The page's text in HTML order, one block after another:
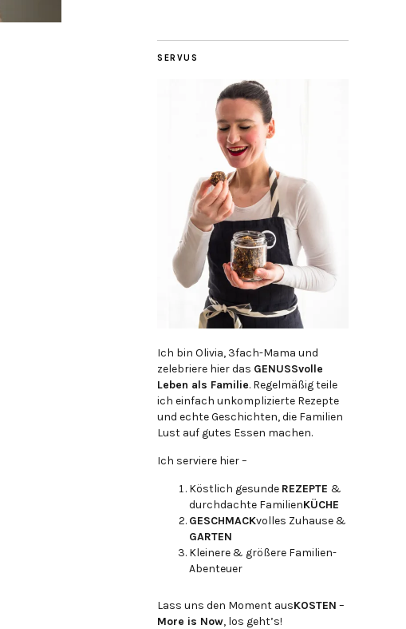
SERVUS
Ich bin Olivia, 3fach-Mama und
zelebriere hier das GENUSSvolle
Leben als Familie. Regelmäßig teile
ich einfach unkomplizierte Rezepte
und echte Geschichten, die Familien
Lust auf gutes Essen machen.
Ich serviere hier –
Köstlich gesunde REZEPTE &
durchdachte FamilienKÜCHE
GESCHMACKvolles Zuhause &
GARTEN
Kleinere & größere Familien-
Abenteuer
Lass uns den Moment ausKOSTEN –
More is Now, los geht’s!